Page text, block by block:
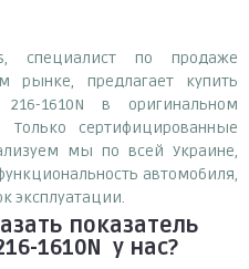
специалист по продаже
рынке, предлагает купить
216-1610N в оригинальном
сертифицированные
мы по всей Украине,
автомобиля,
эксплуатации.
показатель
1610N у нас?